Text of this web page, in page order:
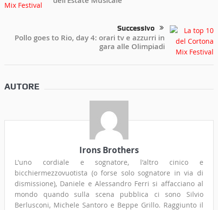
Successivo
Pollo goes to Rio, day 4: orari tv e azzurri in
gara alle Olimpiadi
AUTORE
Irons Brothers
L'uno cordiale e sognatore, l'altro cinico e
bicchiermezzovuotista (o forse solo sognatore in via di
dismissione), Daniele e Alessandro Ferri si affacciano al
mondo quando sulla scena pubblica ci sono Silvio
Berlusconi, Michele Santoro e Beppe Grillo. Raggiunto il